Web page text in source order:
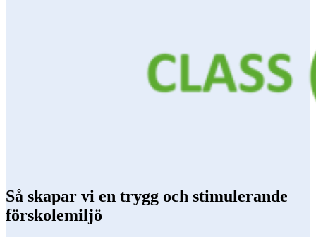
Så skapar vi en trygg och stimulerande
förskolemiljö